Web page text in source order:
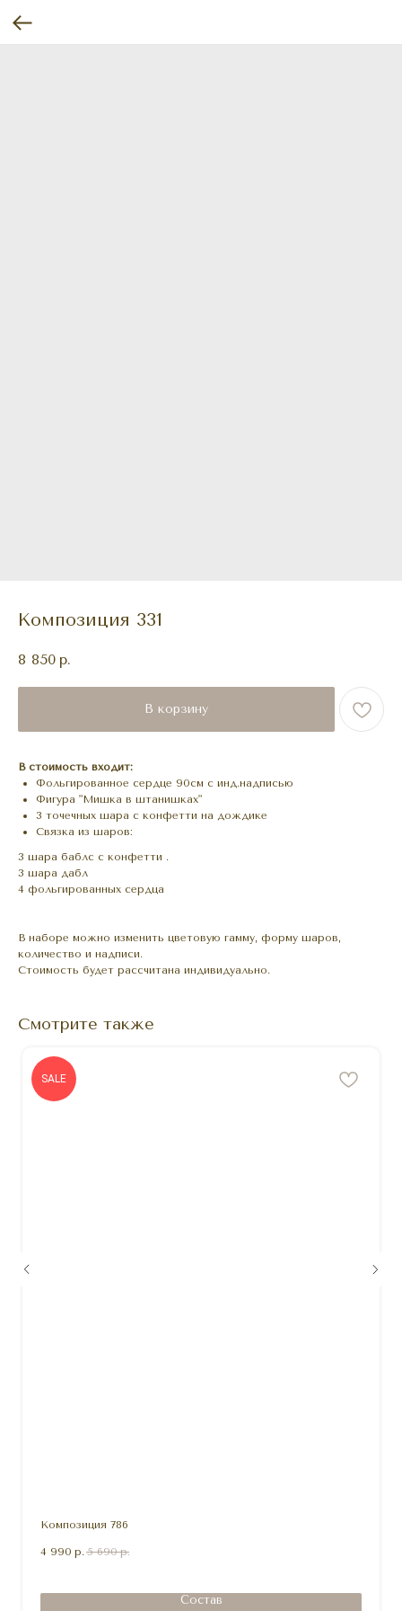
Композиция 331
8 850 р.
В корзину
В стоимость входит:
Фольгированное сердце 90см с инд.надписью
Фигура "Мишка в штанишках"
3 точечных шара с конфетти на дождике
Связка из шаров:
3 шара баблс с конфетти .
3 шара дабл
4 фольгированных сердца
В наборе можно изменить цветовую гамму, форму шаров,
количество и надписи.
Стоимость будет рассчитана индивидуально.
Смотрите также
SALE
Композиция 786
4 990 р. 5 690 р.
Состав